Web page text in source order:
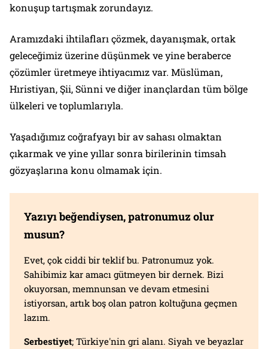
konuşup tartışmak zorundayız.
Aramızdaki ihtilafları çözmek, dayanışmak, ortak
geleceğimiz üzerine düşünmek ve yine beraberce
çözümler üretmeye ihtiyacımız var. Müslüman,
Hıristiyan, Şii, Sünni ve diğer inançlardan tüm bölge
ülkeleri ve toplumlarıyla.
Yaşadığımız coğrafyayı bir av sahası olmaktan
çıkarmak ve yine yıllar sonra birilerinin timsah
gözyaşlarına konu olmamak için.
Yazıyı beğendiysen, patronumuz olur
musun?
Evet, çok ciddi bir teklif bu. Patronumuz yok.
Sahibimiz kar amacı gütmeyen bir dernek. Bizi
okuyorsan, memnunsan ve devam etmesini
istiyorsan, artık boş olan patron koltuğuna geçmen
lazım.
Serbestiyet; Türkiye'nin gri alanı. Siyah ve beyazlar